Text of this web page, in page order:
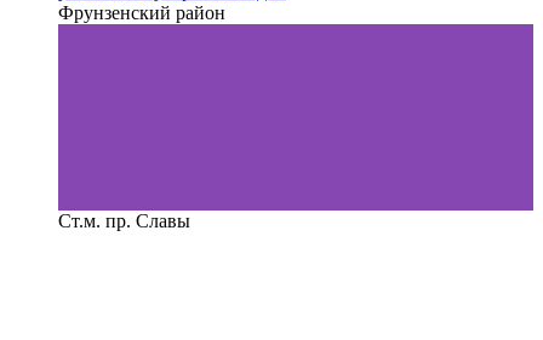
Фрунзенский район
Ст.м. пр. Славы